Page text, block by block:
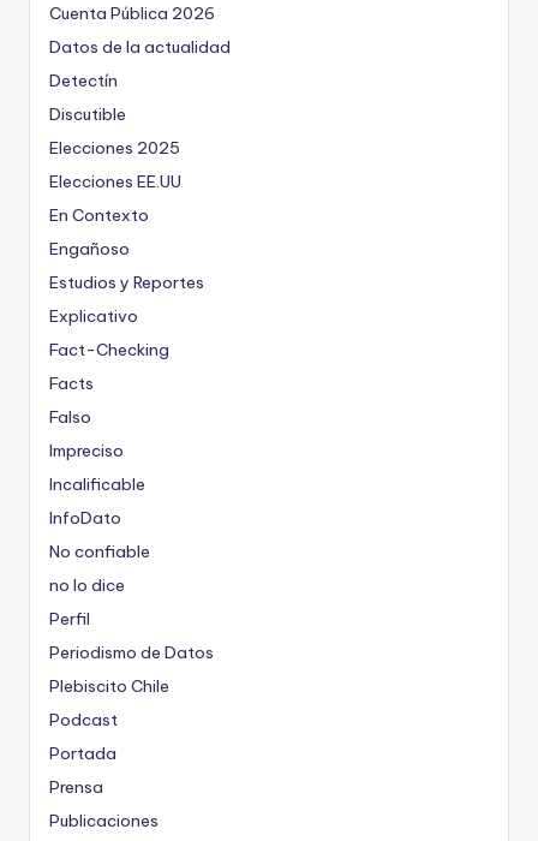
Cuenta Pública 2026
Datos de la actualidad
Detectín
Discutible
Elecciones 2025
Elecciones EE.UU
En Contexto
Engañoso
Estudios y Reportes
Explicativo
Fact-Checking
Facts
Falso
Impreciso
Incalificable
InfoDato
No confiable
no lo dice
Perfil
Periodismo de Datos
Plebiscito Chile
Podcast
Portada
Prensa
Publicaciones